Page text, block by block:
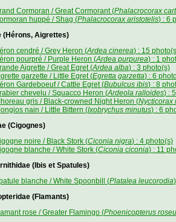
Cormoran / Great Cormorant (Phalacrocorax
huppé / Shag (Phalacrocorax aristotelis) : 6
(Hérons, Aigrettes)
cendré / Grey Heron (Ardea cinerea) : 15
pourpré / Purple Heron (Ardea purpurea) : 1
Aigrette / Great Egret (Ardea alba) : 3 photo(s)
garzette / Little Egret (Egretta garzetta) : 6
Gardeboeuf / Cattle Egret (Bubulcus ibis) : 8
chevelu / Squacco Heron (Ardeola ralloides) :
gris / Black-crowned Night Heron (Nycticorax
nain / Little Bittern (Ixobrychus minutus) : 6
(Cigognes)
noire / Black Stork (Ciconia nigra) : 4 photo(s)
blanche / White Stork (Ciconia ciconia) : 11
(Ibis et Spatules)
blanche / White Spoonbill (Platalea leucorodia
(Flamants)
rose / Greater Flamingo (Phoenicopterus